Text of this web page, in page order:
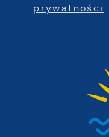
prywatności